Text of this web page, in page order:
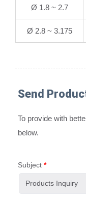
Ø 1.8 ~ 2.7
Ø 2.8 ~ 3.175